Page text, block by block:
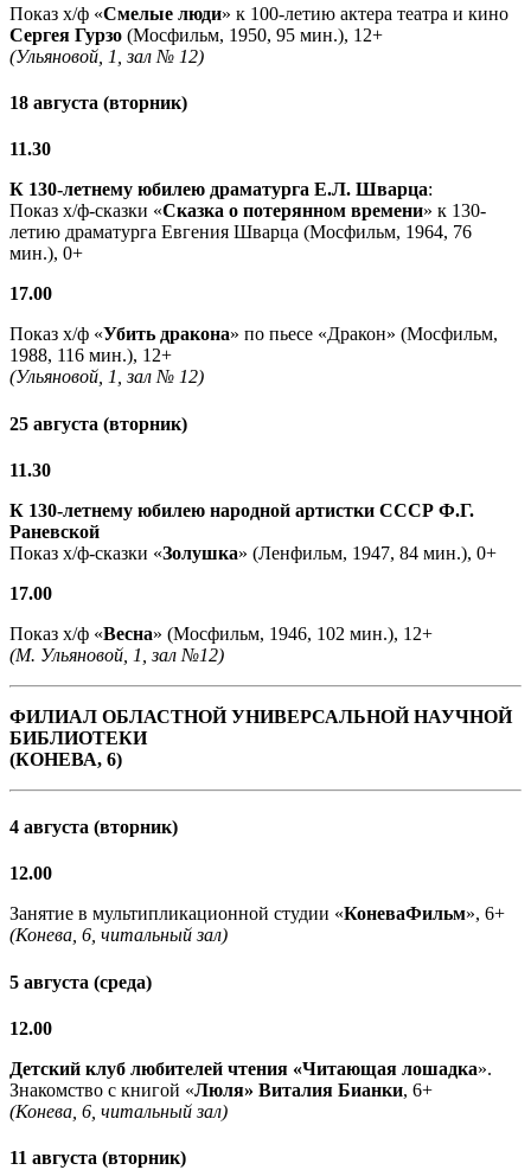
Показ х/ф «Смелые люди» к 100-летию актера театра и кино
Сергея Гурзо (Мосфильм, 1950, 95 мин.), 12+
(Ульяновой, 1, зал № 12)
18 августа (вторник)
11.30
К 130-летнему юбилею драматурга Е.Л. Шварца:
Показ х/ф-сказки «Сказка о потерянном времени» к 130-
летию драматурга Евгения Шварца (Мосфильм, 1964, 76
мин.), 0+
17.00
Показ х/ф «Убить дракона» по пьесе «Дракон» (Мосфильм,
1988, 116 мин.), 12+
(Ульяновой, 1, зал № 12)
25 августа (вторник)
11.30
К 130-летнему юбилею народной артистки СССР Ф.Г.
Раневской
Показ х/ф-сказки «Золушка» (Ленфильм, 1947, 84 мин.), 0+
17.00
Показ х/ф «Весна» (Мосфильм, 1946, 102 мин.), 12+
(М. Ульяновой, 1, зал №12)
ФИЛИАЛ ОБЛАСТНОЙ УНИВЕРСАЛЬНОЙ НАУЧНОЙ
БИБЛИОТЕКИ
(КОНЕВА, 6)
4 августа (вторник)
12.00
Занятие в мультипликационной студии «КоневаФильм», 6+
(Конева, 6, читальный зал)
5 августа (среда)
12.00
Детский клуб любителей чтения «Читающая лошадка».
Знакомство с книгой «Люля» Виталия Бианки, 6+
(Конева, 6, читальный зал)
11 августа (вторник)